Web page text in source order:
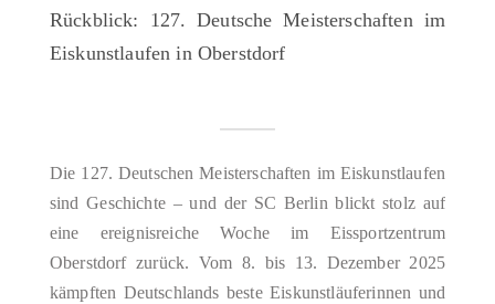
Rückblick: 127. Deutsche Meisterschaften im
Eiskunstlaufen in Oberstdorf
Die 127. Deutschen Meisterschaften im Eiskunstlaufen
sind Geschichte – und der SC Berlin blickt stolz auf
eine ereignisreiche Woche im Eissportzentrum
Oberstdorf zurück. Vom 8. bis 13. Dezember 2025
kämpften Deutschlands beste Eiskunstläuferinnen und